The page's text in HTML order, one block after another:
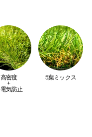
夫な作り。長期間
した。
高密度
+
気防止
5葉ミックス